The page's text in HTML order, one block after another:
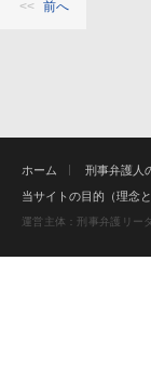
前へ
ホーム 刑事弁護人
当サイトの目的（理念と
運営主体：刑事弁護リー